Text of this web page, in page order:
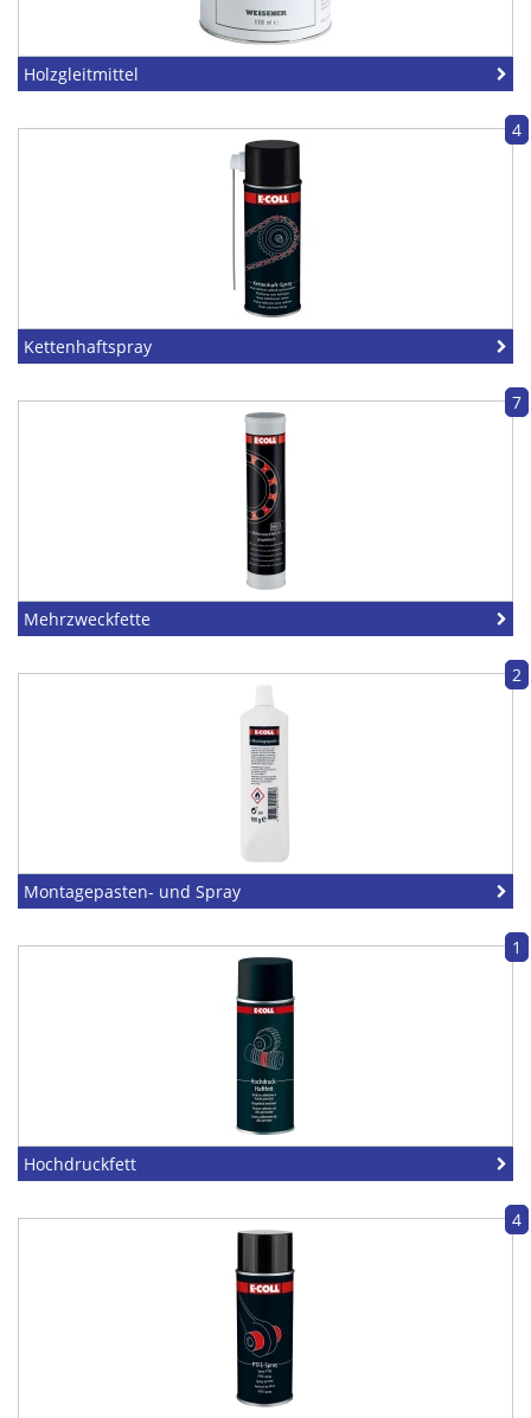
Holzgleitmittel
4
Kettenhaftspray
7
Mehrzweckfette
2
Montagepasten- und Spray
1
Hochdruckfett
4